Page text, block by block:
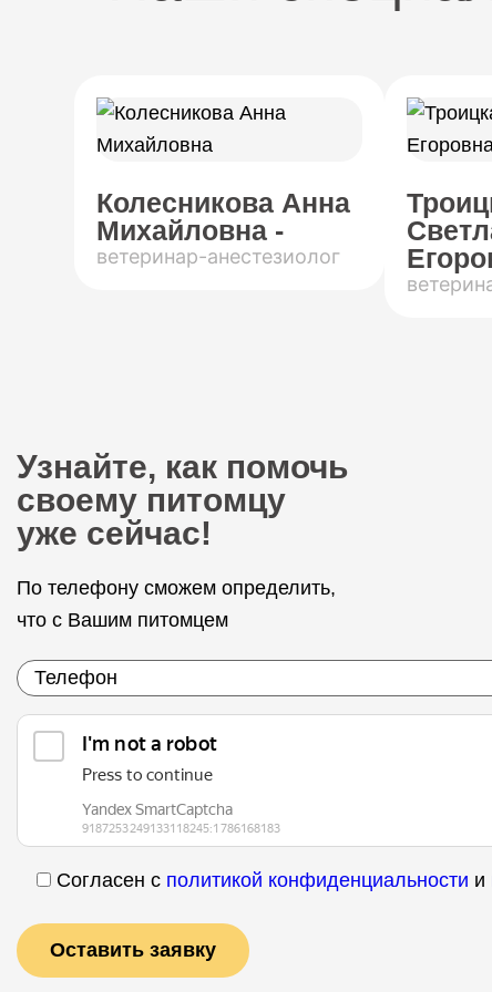
Колесникова Анна
Михайловна -
ветеринар-анестезиолог
Узнайте, как помочь
своему питомцу
уже сейчас!
По телефону сможем определить,
что с Вашим питомцем
Согласен с политикой конфиденциальности и